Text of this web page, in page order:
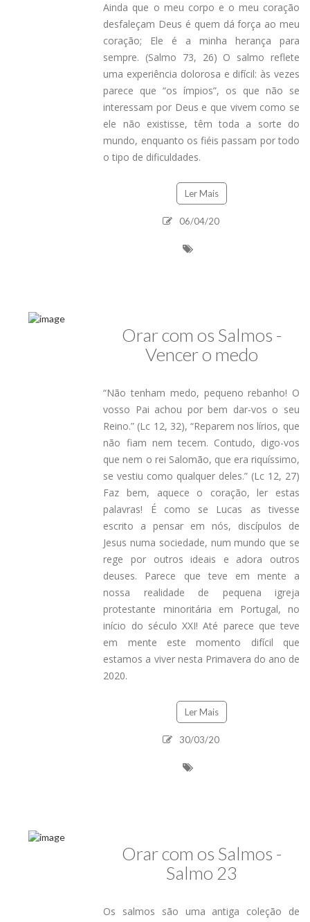
Ainda que o meu corpo e o meu coração
desfaleçam Deus é quem dá força ao meu
coração; Ele é a minha herança para
sempre. (Salmo 73, 26) O salmo reflete
uma experiência dolorosa e difícil: às vezes
parece que “os ímpios”, os que não se
interessam por Deus e que vivem como se
ele não existisse, têm toda a sorte do
mundo, enquanto os fiéis passam por todo
o tipo de dificuldades.
Ler Mais
06/04/20
Orar com os Salmos -
Vencer o medo
“Não tenham medo, pequeno rebanho! O
vosso Pai achou por bem dar-vos o seu
Reino.” (Lc 12, 32), “Reparem nos lírios, que
não fiam nem tecem. Contudo, digo-vos
que nem o rei Salomão, que era riquíssimo,
se vestiu como qualquer deles.” (Lc 12, 27)
Faz bem, aquece o coração, ler estas
palavras! É como se Lucas as tivesse
escrito a pensar em nós, discípulos de
Jesus numa sociedade, num mundo que se
rege por outros ideais e adora outros
deuses. Parece que teve em mente a
nossa realidade de pequena igreja
protestante minoritária em Portugal, no
início do século XXI! Até parece que teve
em mente este momento difícil que
estamos a viver nesta Primavera do ano de
2020.
Ler Mais
30/03/20
Orar com os Salmos -
Salmo 23
Os salmos são uma antiga coleção de